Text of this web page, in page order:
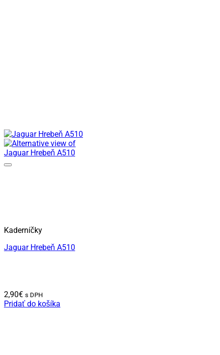
Kaderníčky
Jaguar Hrebeň A510
2,90€ s DPH
Pridať do košíka